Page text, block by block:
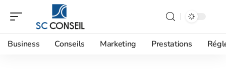
Business Conseils Marketing Prestations